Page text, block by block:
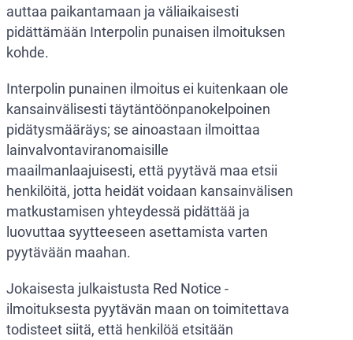
auttaa paikantamaan ja väliaikaisesti
pidättämään Interpolin punaisen ilmoituksen
kohde.
Interpolin punainen ilmoitus ei kuitenkaan ole
kansainvälisesti täytäntöönpanokelpoinen
pidätysmääräys; se ainoastaan ilmoittaa
lainvalvontaviranomaisille
maailmanlaajuisesti, että pyytävä maa etsii
henkilöitä, jotta heidät voidaan kansainvälisen
matkustamisen yhteydessä pidättää ja
luovuttaa syytteeseen asettamista varten
pyytävään maahan.
Jokaisesta julkaistusta Red Notice -
ilmoituksesta pyytävän maan on toimitettava
todisteet siitä, että henkilöä etsitään